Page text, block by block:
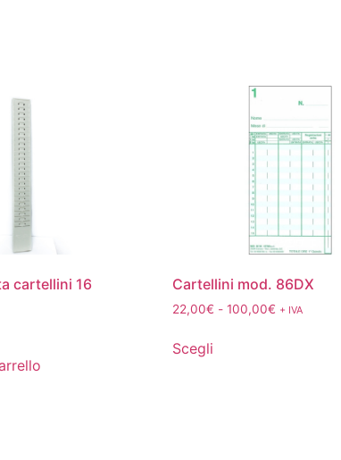
cartellini 16
Cartellini mod. 86DX
22,00€ - 100,00€ + IVA
Scegli